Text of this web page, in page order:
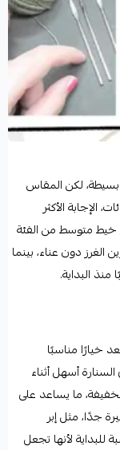
بسيطة، لكن المقاس
الإجابة الأكثر
بإبرة ألومنيوم مقاس 4–5 مم مع خيط متوسط من الفئة
الغرز دون عناء، بينما
البداية.
للمبتدئين ذات مقاس 4–5 مم تُعد خيارًا مناسبًا
أسهل أثناء
ما يساعد على
جدًا، مثل إبر
للبداية لأنها تجعل